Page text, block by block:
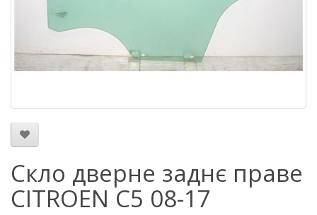
Скло дверне заднє праве
CITROEN C5 08-17